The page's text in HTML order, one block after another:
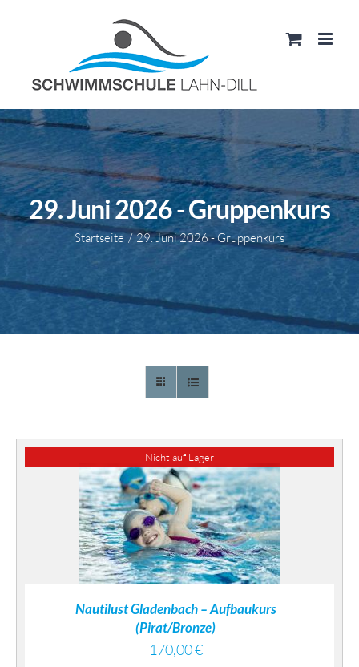
29. Juni 2026 - Gruppenkurs
Startseite 29. Juni 2026 - Gruppenkurs
Nicht auf Lager
DETAILS
Nautilust Gladenbach – Aufbaukurs
(Pirat/Bronze)
170,00€